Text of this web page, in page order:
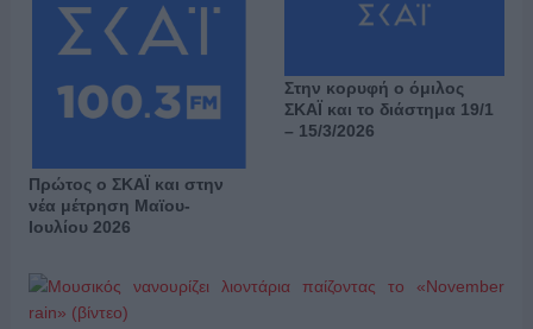
Πρώτος ο ΣΚΑΪ και στην
νέα μέτρηση Μαϊου-
Ιουλίου 2026
Στην κορυφή ο όμιλος
ΣΚΑΪ και το διάστημα 19/1
– 15/3/2026